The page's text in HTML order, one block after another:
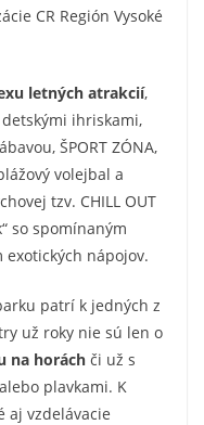
CR Región Vysoké
letných atrakcií,
ihriskami,
ŠPORT ZÓNA,
volejbal a
tzv. CHILL OUT
so spomínaným
nápojov.
patrí k jedných z
už roky nie sú len o
na horách či už s
plavkami. K
aj vzdelávacie